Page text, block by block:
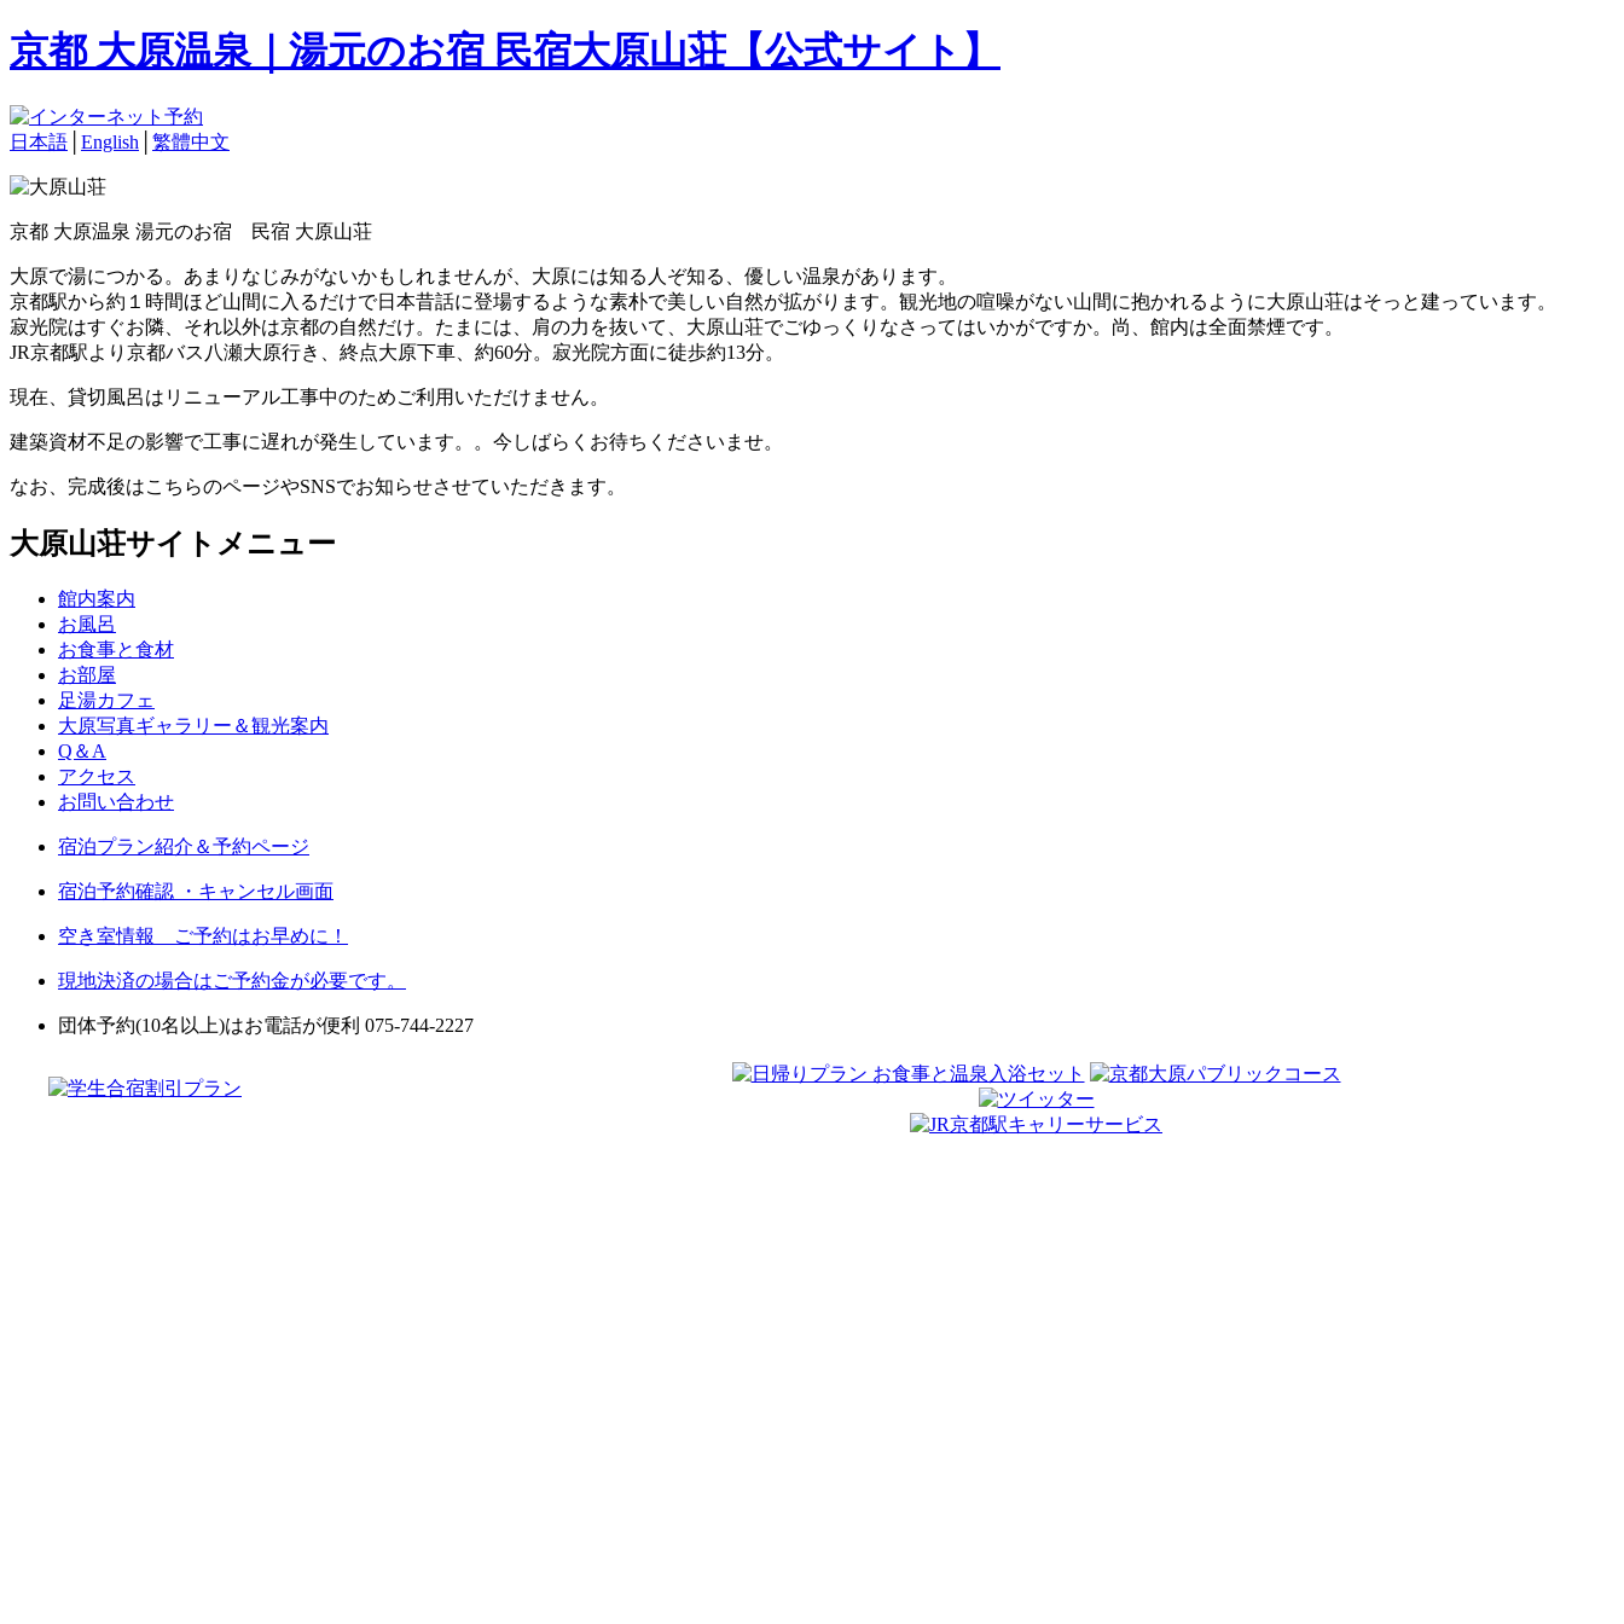
京都 大原温泉｜湯元のお宿 民宿大原山荘【公式サイト】
日本語 English 繁體中文
京都 大原温泉 湯元のお宿 民宿 大原山荘
大原で湯につかる。あまりなじみがないかもしれませんが、大原には知る人ぞ知る、優しい温泉があります。
京都駅から約１時間ほど山間に入るだけで日本昔話に登場するような素朴で美しい自然が拡がります。観光地の喧噪がない山間に抱かれるように大原山荘はそっと建っています。
寂光院はすぐお隣、それ以外は京都の自然だけ。たまには、肩の力を抜いて、大原山荘でごゆっくりなさってはいかがですか。尚、館内は全面禁煙です。
JR京都駅より京都バス八瀬大原行き、終点大原下車、約60分。寂光院方面に徒歩約13分。
現在、貸切風呂はリニューアル工事中のためご利用いただけません。
建築資材不足の影響で工事に遅れが発生しています。。今しばらくお待ちくださいませ。
なお、完成後はこちらのページやSNSでお知らせさせていただきます。
大原山荘サイトメニュー
館内案内
お風呂
お食事と食材
お部屋
足湯カフェ
大原写真ギャラリー＆観光案内
Q＆A
アクセス
お問い合わせ
宿泊プラン紹介＆予約ページ
宿泊予約確認 ・キャンセル画面
空き室情報 ご予約はお早めに！
現地決済の場合はご予約金が必要です。
団体予約(10名以上)はお電話が便利 075-744-2227